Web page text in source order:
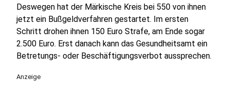
Deswegen hat der Märkische Kreis bei 550 von ihnen
jetzt ein Bußgeldverfahren gestartet. Im ersten
Schritt drohen ihnen 150 Euro Strafe, am Ende sogar
2.500 Euro. Erst danach kann das Gesundheitsamt ein
Betretungs- oder Beschäftigungsverbot aussprechen.
Anzeige